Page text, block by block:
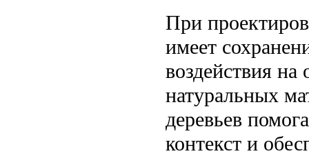
При
имеет
воздействия
натуральных
деревьев
контекст и